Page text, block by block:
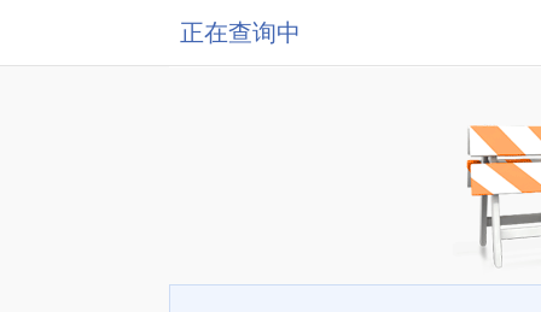
正在查询中